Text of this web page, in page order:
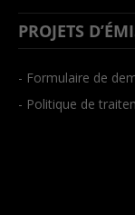
PROJETS
- Formulaire de
- Politique de